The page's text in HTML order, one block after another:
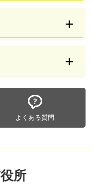
よくある質問
所